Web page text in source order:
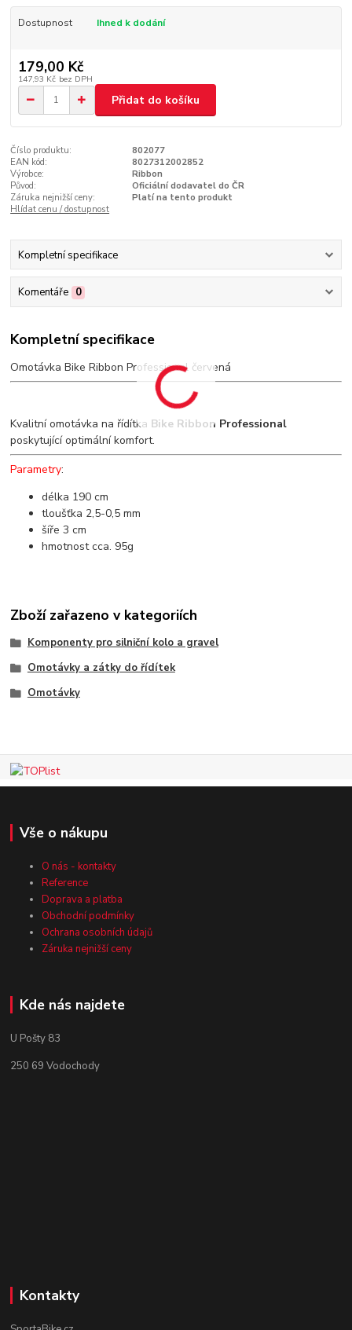
Dostupnost Ihned k dodání
179,00 Kč
147,93 Kč bez DPH
Přidat do košíku
Číslo produktu:
802077
EAN kód:
8027312002852
Výrobce:
Ribbon
Původ:
Oficiální dodavatel do ČR
Záruka nejnižší ceny:
Platí na tento produkt
Hlídat cenu / dostupnost
Kompletní specifikace
Komentáře 0
Kompletní specifikace
Omotávka Bike Ribbon Professional červená
Kvalitní omotávka na řídítka Bike Ribbon Professional
poskytující optimální komfort.
Parametry:
délka 190 cm
tloušťka 2,5-0,5 mm
šíře 3 cm
hmotnost cca. 95g
Zboží zařazeno v kategoriích
Komponenty pro silniční kolo a gravel
Omotávky a zátky do řídítek
Omotávky
Vše o nákupu
O nás - kontakty
Reference
Doprava a platba
Obchodní podmínky
Ochrana osobních údajů
Záruka nejnižší ceny
Kde nás najdete
U Pošty 83
250 69 Vodochody
Kontakty